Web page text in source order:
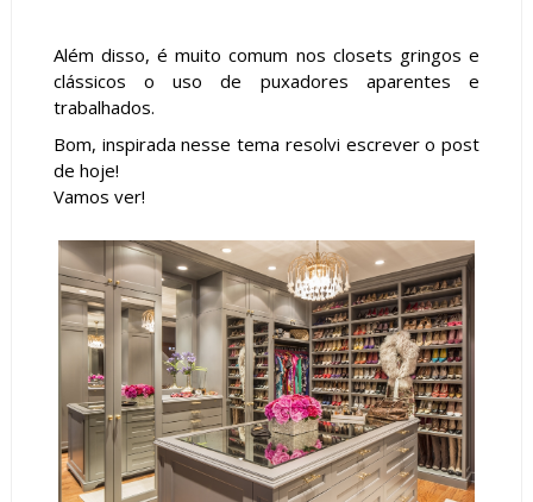
Além disso, é muito comum nos closets gringos e
clássicos o uso de puxadores aparentes e
trabalhados.
Bom, inspirada nesse tema resolvi escrever o post
de hoje!
Vamos ver!